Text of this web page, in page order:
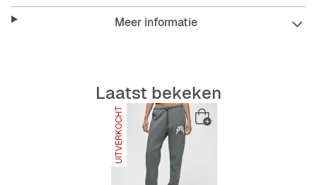
Meer informatie
Laatst bekeken
UITVERKOCHT